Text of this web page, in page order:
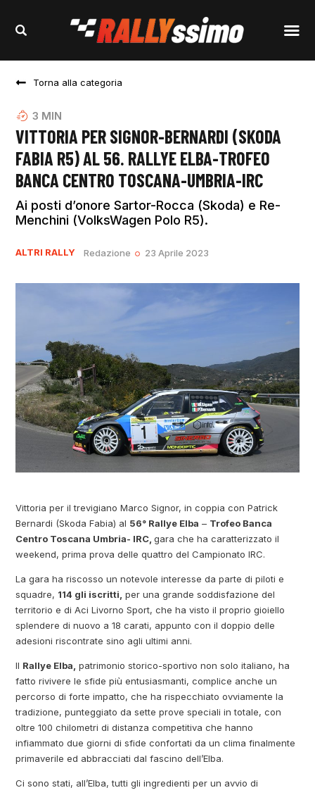
Torna alla categoria
3 MIN
VITTORIA PER SIGNOR-BERNARDI (SKODA
FABIA R5) AL 56. RALLYE ELBA-TROFEO
BANCA CENTRO TOSCANA-UMBRIA-IRC
Ai posti d’onore Sartor-Rocca (Skoda) e Re-
Menchini (VolksWagen Polo R5).
ALTRI RALLY Redazione 23 Aprile 2023
Vittoria per il trevigiano Marco Signor, in coppia con Patrick
Bernardi (Skoda Fabia) al 56° Rallye Elba – Trofeo Banca
Centro Toscana Umbria- IRC,gara che ha caratterizzato il
weekend, prima prova delle quattro del Campionato IRC.
La gara ha riscosso un notevole interesse da parte di piloti e
squadre, 114 gli iscritti, per una grande soddisfazione del
territorio e di Aci Livorno Sport, che ha visto il proprio gioiello
splendere di nuovo a 18 carati, appunto con il doppio delle
adesioni riscontrate sino agli ultimi anni.
Il Rallye Elba, patrimonio storico-sportivo non solo italiano, ha
fatto rivivere le sfide più entusiasmanti, complice anche un
percorso di forte impatto, che ha rispecchiato ovviamente la
tradizione, punteggiato da sette prove speciali in totale, con
oltre 100 chilometri di distanza competitiva che hanno
infiammato due giorni di sfide confortati da un clima finalmente
primaverile ed abbracciati dal fascino dell’Elba.
Ci sono stati, all’Elba, tutti gli ingredienti per un avvio di